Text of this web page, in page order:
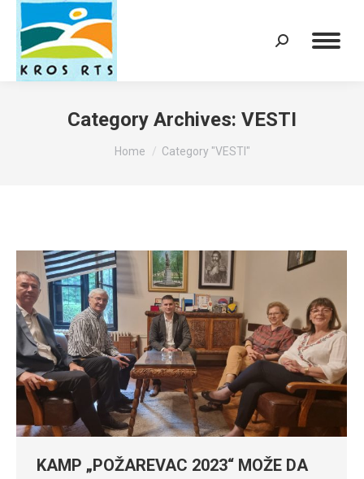
Search:
Category Archives: VESTI
You are here:
Home Category "VESTI"
KAMP „POŽAREVAC 2023“ MOŽE DA